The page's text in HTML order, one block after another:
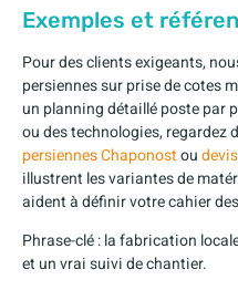
Exemples et
Pour des clients exigeants,
persiennes sur prise de cotes
un planning détaillé poste par
ou des technologies, regardez
persiennes Chaponostou
illustrent les variantes de
aident à définir votre cahier
Phrase-clé : la fabrication
et un vrai suivi de chantier.